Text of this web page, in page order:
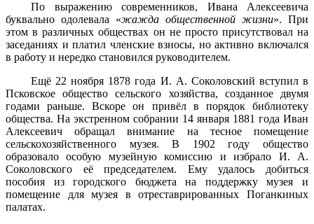
По выражению современников, Ивана Алексеевича
буквально одолевала «жажда общественной жизни». При
этом в различных обществах он не просто присутствовал на
заседаниях и платил членские взносы, но активно включался
в работу и нередко становился руководителем.
Ещё 22 ноября 1878 года И. А. Соколовский вступил в
Псковское общество сельского хозяйства, созданное двумя
годами раньше. Вскоре он привёл в порядок библиотеку
общества. На экстренном собрании 14 января 1881 года Иван
Алексеевич обращал внимание на тесное помещение
сельскохозяйственного музея. В 1902 году общество
образовало особую музейную комиссию и избрало И. А.
Соколовского её председателем. Ему удалось добиться
пособия из городского бюджета на поддержку музея и
помещение для музея в отреставрированных Поганкиных
палатах.